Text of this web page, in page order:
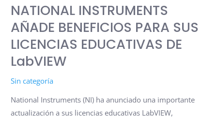
NATIONAL INSTRUMENTS
AÑADE BENEFICIOS PARA SUS
LICENCIAS EDUCATIVAS DE
LabVIEW
Sin categoría
National Instruments (NI) ha anunciado una importante
actualización a sus licencias educativas LabVIEW,
LICENCIAS
EDUCATIVAS
DE
LabVIEW